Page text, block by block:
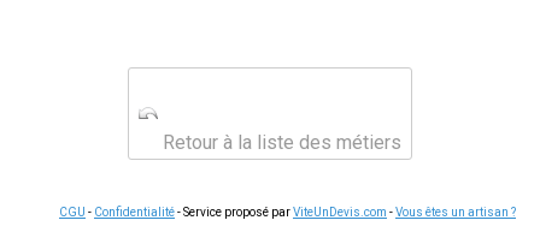
Retour à la liste des métiers
CGU - Confidentialité- Service proposé parViteUnDevis.com -Vous êtes un artisan ?